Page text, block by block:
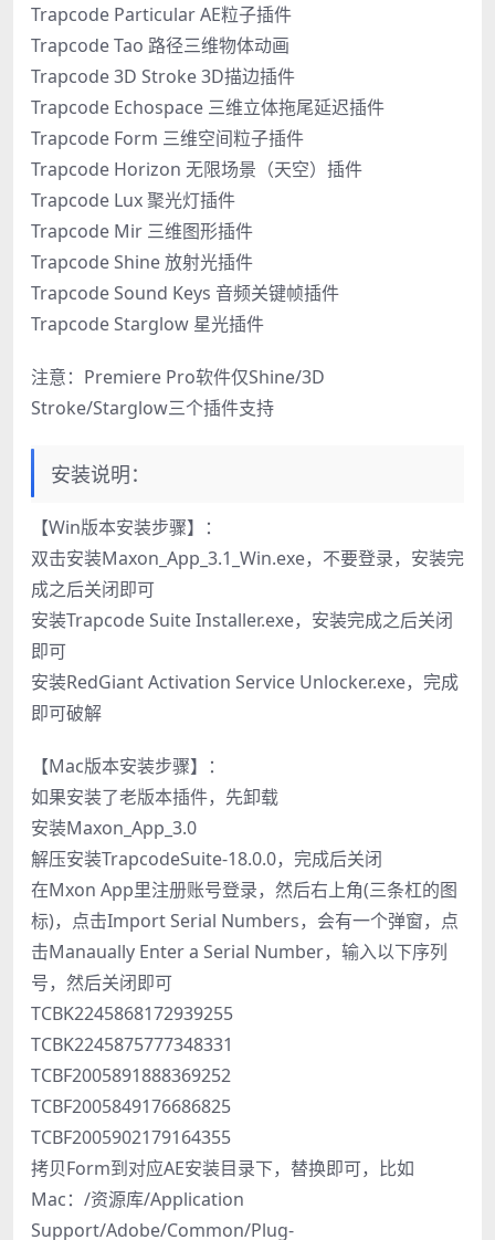
Trapcode Particular AE粒子插件
Trapcode Tao 路径三维物体动画
Trapcode 3D Stroke 3D描边插件
Trapcode Echospace 三维立体拖尾延迟插件
Trapcode Form 三维空间粒子插件
Trapcode Horizon 无限场景（天空）插件
Trapcode Lux 聚光灯插件
Trapcode Mir 三维图形插件
Trapcode Shine 放射光插件
Trapcode Sound Keys 音频关键帧插件
Trapcode Starglow 星光插件
注意：Premiere Pro软件仅Shine/3D
Stroke/Starglow三个插件支持
安装说明：
【Win版本安装步骤】：
双击安装Maxon_App_3.1_Win.exe，不要登录，安装完
成之后关闭即可
安装Trapcode Suite Installer.exe，安装完成之后关闭
即可
安装RedGiant Activation Service Unlocker.exe，完成
即可破解
【Mac版本安装步骤】：
如果安装了老版本插件，先卸载
安装Maxon_App_3.0
解压安装TrapcodeSuite-18.0.0，完成后关闭
在Mxon App里注册账号登录，然后右上角(三条杠的图
标)，点击Import Serial Numbers，会有一个弹窗，点
击Manaually Enter a Serial Number，输入以下序列
号，然后关闭即可
TCBK2245868172939255
TCBK2245875777348331
TCBF2005891888369252
TCBF2005849176686825
TCBF2005902179164355
拷贝Form到对应AE安装目录下，替换即可，比如
Mac：/资源库/Application
Support/Adobe/Common/Plug-